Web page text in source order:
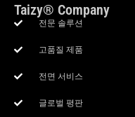
Taizy® Company
전문 솔루션
고품질 제품
전면 서비스
글로벌 평판